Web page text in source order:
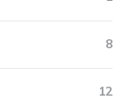
8
12